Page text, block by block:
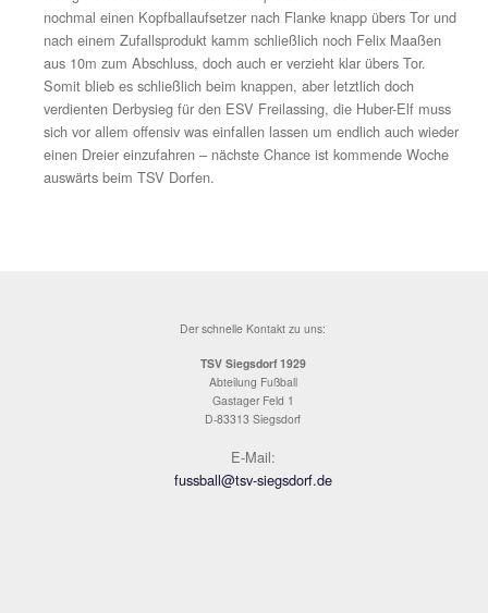
harmlosen 22m-Fernschuss (57.) und einer
Freistoßflanke (68.) von Felix Maaßen – jeweils kein
Gästekeeper Schönberger. Die Gäste verwalteten aber
geschickt, standen defensiv kompakt und
Kontern.
Es läutete bereits die Schlussviertelstunde und die
kommt die Kugel nach einem krassen Abwehrschnitzer
der sofort aus 16m abzog, doch erneut in König seinen
Andi Frauendienst versuchte es in der 87.Minute per